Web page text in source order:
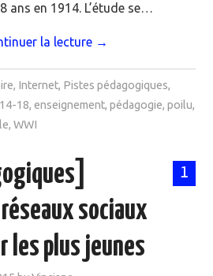
ans en 1914. L’étude se…
la lecture →
, Internet, Pistes pédagogiques,
14-18, enseignement, pédagogie, poilu,
,WWI
1
sociaux
les plus jeunes